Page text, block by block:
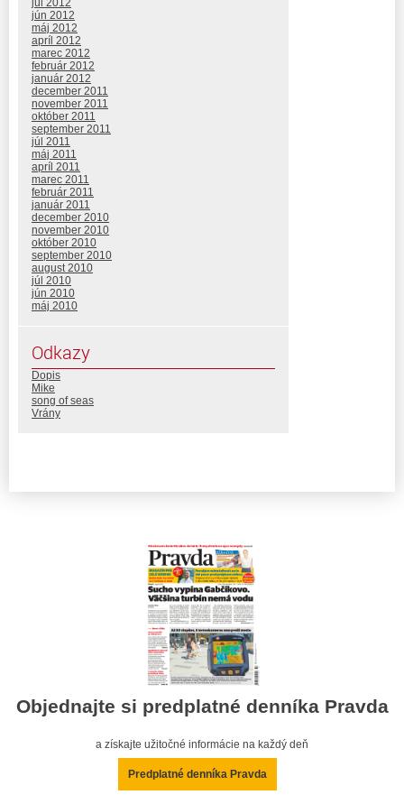
jún 2012
máj 2012
apríl 2012
marec 2012
február 2012
január 2012
december 2011
november 2011
október 2011
september 2011
júl 2011
máj 2011
apríl 2011
marec 2011
február 2011
január 2011
december 2010
november 2010
október 2010
september 2010
august 2010
júl 2010
jún 2010
máj 2010
Odkazy
Dopis
Mike
song of seas
Vrány
Objednajte si predplatné denníka Pravda
a získajte užitočné informácie na každý deň
Predplatné denníka Pravda